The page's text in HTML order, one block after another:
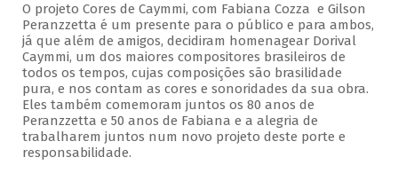
O projeto Cores de Caymmi, com Fabiana Cozza e Gilson
Peranzzetta é um presente para o público e para ambos,
já que além de amigos, decidiram homenagear Dorival
Caymmi, um dos maiores compositores brasileiros de
todos os tempos, cujas composições são brasilidade
pura, e nos contam as cores e sonoridades da sua obra.
Eles também comemoram juntos os 80 anos de
Peranzzetta e 50 anos de Fabiana e a alegria de
trabalharem juntos num novo projeto deste porte e
responsabilidade.